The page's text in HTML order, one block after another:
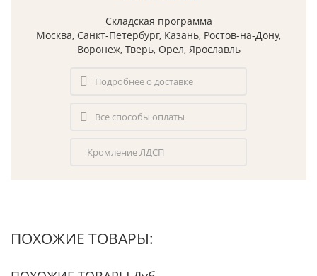
Складская программа
Москва, Санкт-Петербург, Казань, Ростов-на-Дону,
Воронеж, Тверь, Орел, Ярославль
Подробнее о доставке
Все способы оплаты
Кромление ЛДСП
ПОХОЖИЕ ТОВАРЫ: